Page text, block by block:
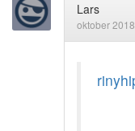
Lars
oktober 2018